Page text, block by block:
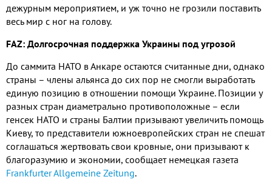
дежурным мероприятием, и уж точно не грозили поставить
весь мир с ног на голову.
FAZ: Долгосрочная поддержка Украины под угрозой
До саммита НАТО в Анкаре остаются считанные дни, однако
страны – члены альянса до сих пор не смогли выработать
единую позицию в отношении помощи Украине. Позиции у
разных стран диаметрально противоположные – если
генсек НАТО и страны Балтии призывают увеличить помощь
Киеву, то представители южноевропейских стран не спешат
соглашаться жертвовать свои кровные, они призывают к
благоразумию и экономии, сообщает немецкая газета
Frankfurter Allgemeine Zeitung.